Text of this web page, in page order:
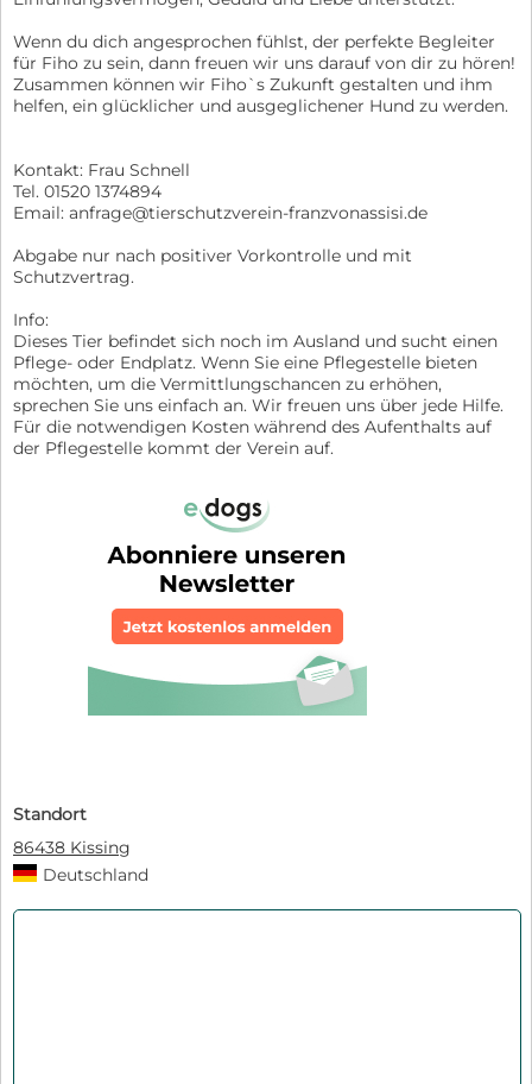
Wenn du dich angesprochen fühlst, der perfekte Begleiter
für Fiho zu sein, dann freuen wir uns darauf von dir zu hören!
Zusammen können wir Fiho`s Zukunft gestalten und ihm
helfen, ein glücklicher und ausgeglichener Hund zu werden.
Kontakt: Frau Schnell
Tel. 01520 1374894
Email: anfrage@tierschutzverein-franzvonassisi.de
Abgabe nur nach positiver Vorkontrolle und mit
Schutzvertrag.
Info:
Dieses Tier befindet sich noch im Ausland und sucht einen
Pflege- oder Endplatz. Wenn Sie eine Pflegestelle bieten
möchten, um die Vermittlungschancen zu erhöhen,
sprechen Sie uns einfach an. Wir freuen uns über jede Hilfe.
Für die notwendigen Kosten während des Aufenthalts auf
der Pflegestelle kommt der Verein auf.
Standort
86438 Kissing
Deutschland